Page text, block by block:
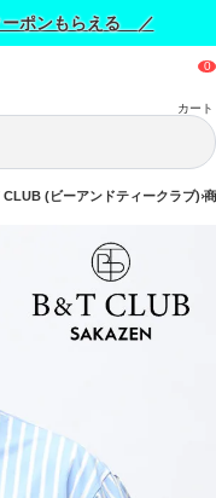
ポンもらえる ／
カート
CLUB (ビーアンドティークラブ)